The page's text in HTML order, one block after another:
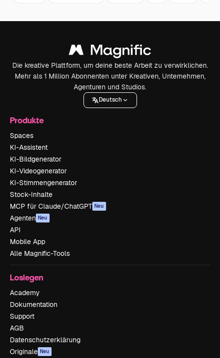
Die kreative Plattform, um deine beste Arbeit zu verwirklichen.
Mehr als 1 Million Abonnenten unter Kreativen, Unternehmen,
Agenturen und Studios.
Deutsch
Produkte
Spaces
KI-Assistent
KI-Bildgenerator
KI-Videogenerator
KI-Stimmengenerator
Stock-Inhalte
MCP für Claude/ChatGPT Neu
Agenten Neu
API
Mobile App
Alle Magnific-Tools
Loslegen
Academy
Dokumentation
Support
AGB
Datenschutzerklärung
Originale Neu